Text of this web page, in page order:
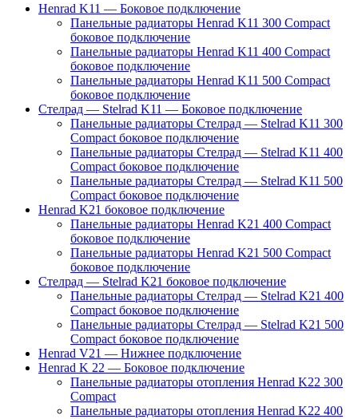
Henrad K11 — Боковое подключение
Панельные радиаторы Henrad K11 300 Compact
боковое подключение
Панельные радиаторы Henrad K11 400 Compact
боковое подключение
Панельные радиаторы Henrad K11 500 Compact
боковое подключение
Стелрад — Stelrad K11 — Боковое подключение
Панельные радиаторы Стелрад — Stelrad K11 300
Compact боковое подключение
Панельные радиаторы Стелрад — Stelrad K11 400
Compact боковое подключение
Панельные радиаторы Стелрад — Stelrad K11 500
Compact боковое подключение
Henrad K21 боковое подключение
Панельные радиаторы Henrad K21 400 Compact
боковое подключение
Панельные радиаторы Henrad K21 500 Compact
боковое подключение
Стелрад — Stelrad K21 боковое подключение
Панельные радиаторы Стелрад — Stelrad K21 400
Compact боковое подключение
Панельные радиаторы Стелрад — Stelrad K21 500
Compact боковое подключение
Henrad V21 — Нижнее подключение
Henrad K 22 — Боковое подключение
Панельные радиаторы отопления Henrad K22 300
Compact
Панельные радиаторы отопления Henrad K22 400